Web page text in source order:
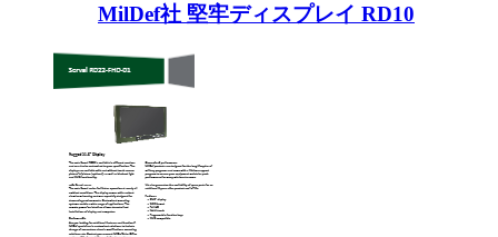
MilDef社 堅牢ディスプレイ RD10